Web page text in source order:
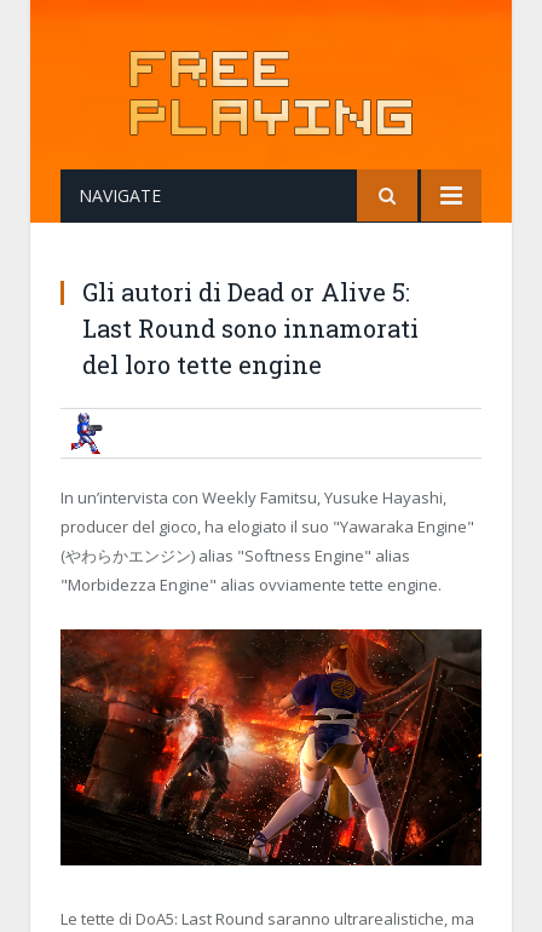
NAVIGATE
Gli autori di Dead or Alive 5:
Last Round sono innamorati
del loro tette engine
BRUNOB24 OCTOBER 2014, 08:37:03GLI AUTORI DI DEAD OR ALIVE 5:
ENGINE
In un’intervista con Weekly Famitsu, Yusuke Hayashi,
producer del gioco, ha elogiato il suo "Yawaraka Engine"
(やわらかエンジン) alias "Softness Engine" alias
"Morbidezza Engine" alias ovviamente tette engine.
Le tette di DoA5: Last Round saranno ultrarealistiche, ma